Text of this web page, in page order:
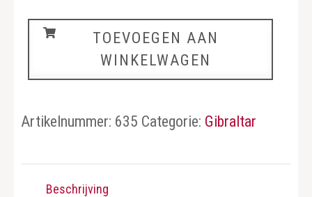
Gibraltar
TOEVOEGEN AAN
WINKELWAGEN
Artikelnummer: 635 Categorie: Gibraltar
Beschrijving